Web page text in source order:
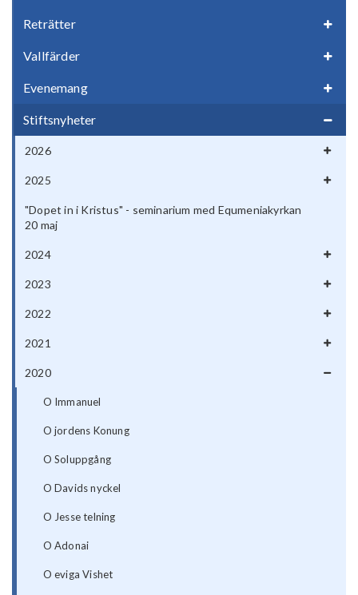
Reträtter
Vallfärder
Evenemang
Stiftsnyheter
2026
2025
"Dopet in i Kristus" - seminarium med Equmeniakyrkan
20 maj
2024
2023
2022
2021
2020
O Immanuel
O jordens Konung
O Soluppgång
O Davids nyckel
O Jesse telning
O Adonai
O eviga Vishet